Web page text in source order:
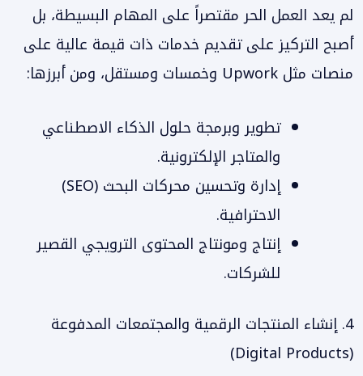
لم يعد العمل الحر مقتصراً على المهام البسيطة، بل
أصبح التركيز على تقديم خدمات ذات قيمة عالية على
منصات مثل Upwork وخمسات ومستقل، ومن أبرزها:
تطوير وبرمجة حلول الذكاء الاصطناعي
والمتاجر الإلكترونية.
إدارة وتحسين محركات البحث (SEO)
الاحترافية.
إنتاج ومونتاج المحتوى الترويجي القصير
للشركات.
4. إنشاء المنتجات الرقمية والمجتمعات المدفوعة
(Digital Products)